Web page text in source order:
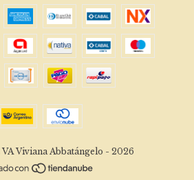
Viviana Abbatángelo - 2026